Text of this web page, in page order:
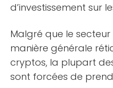
d’investissement sur
Malgré que le
manière générale
cryptos, la plupart
sont forcées de